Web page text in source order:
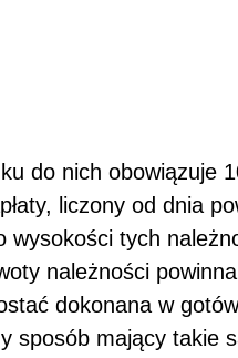
do nich obowiązuje
liczony od dnia
wysokości tych
należności
dokonana w
sposób mający takie